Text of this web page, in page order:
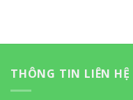
THÔNG TIN LIÊN HỆ